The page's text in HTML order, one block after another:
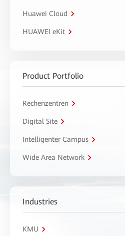
Huawei Cloud
HUAWEI eKit
Product Portfolio
Rechenzentren
Digital Site
Intelligenter Campus
Wide Area Network
Industries
KMU